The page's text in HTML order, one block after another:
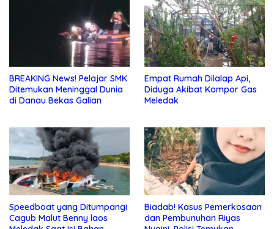
BREAKING News! Pelajar SMK
Ditemukan Meninggal Dunia
di Danau Bekas Galian
Empat Rumah Dilalap Api,
Diduga Akibat Kompor Gas
Meledak
Speedboat yang Ditumpangi
Cagub Malut Benny laos
Biadab! Kasus Pemerkosaan
dan Pembunuhan Riyas